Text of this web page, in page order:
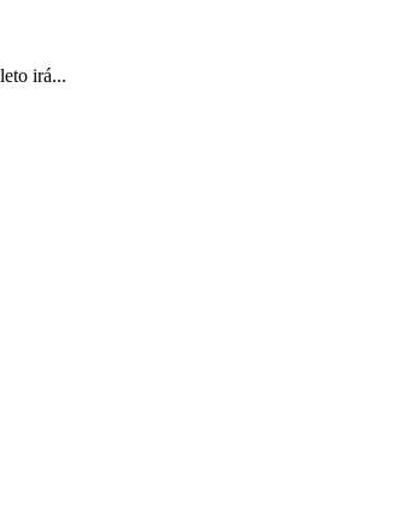
irá...